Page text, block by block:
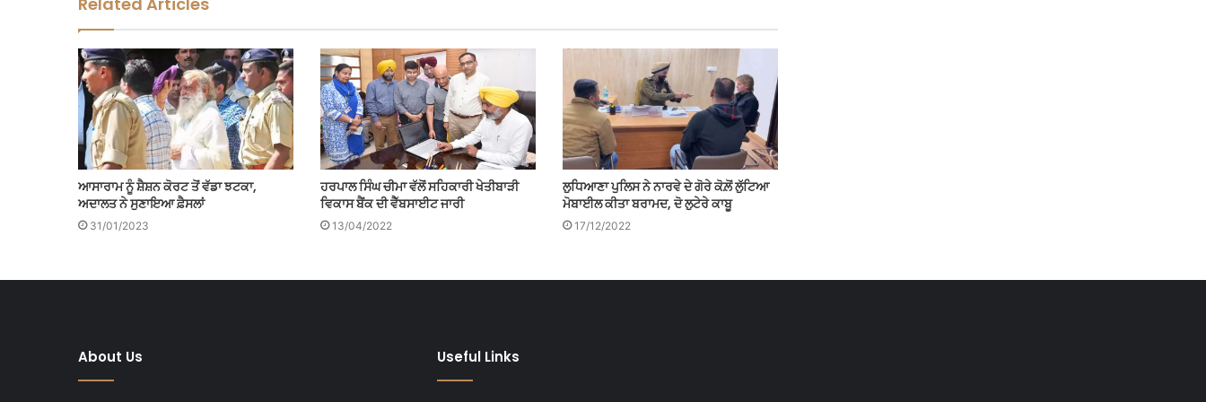
ਆਸਾਰਾਮ ਨੂੰ ਸ਼ੈਸ਼ਨ ਕੋਰਟ ਤੋਂ ਵੱਡਾ ਝਟਕਾ,
ਅਦਾਲਤ ਨੇ ਸੁਣਾਇਆ ਫ਼ੈਸਲਾਂ
31/01/2023
ਹਰਪਾਲ ਸਿੰਘ ਚੀਮਾ ਵੱਲੋਂ ਸਹਿਕਾਰੀ ਖੇਤੀਬਾੜੀ
ਵਿਕਾਸ ਬੈਂਕ ਦੀ ਵੈੱਬਸਾਈਟ ਜਾਰੀ
13/04/2022
ਲੁਧਿਆਣਾ ਪੁਲਿਸ ਨੇ ਨਾਰਵੇ ਦੇ ਗੋਰੇ ਕੋਲ਼ੋਂ ਲੁੱਟਿਆ
ਮੋਬਾਈਲ ਕੀਤਾ ਬਰਾਮਦ, ਦੋ ਲੁਟੇਰੇ ਕਾਬੂ
17/12/2022
About Us Useful Links